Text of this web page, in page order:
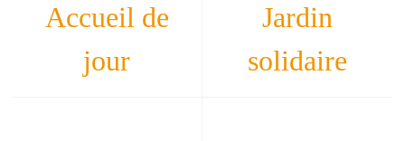
Accueil de
jour
Jardin
solidaire